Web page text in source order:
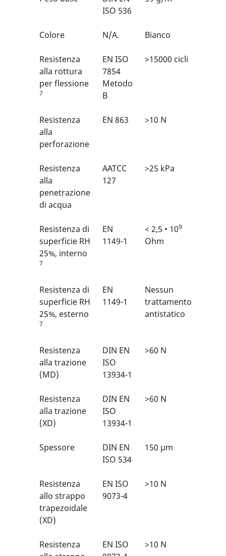
ISO 536
Colore N/A. Bianco
Resistenza
alla rottura
per flessione
7
EN ISO
7854
Metodo
B
>15000 cicli
Resistenza
alla
perforazione
EN 863 >10 N
Resistenza
alla
penetrazione
di acqua
AATCC
127
>25 kPa
Resistenza di
superficie RH
25%, interno
7
EN
1149-1
< 2,5 • 109
Ohm
Resistenza di
superficie RH
25%, esterno
7
EN
1149-1
Nessun
trattamento
antistatico
Resistenza
alla trazione
(MD)
DIN EN
ISO
13934-1
>60 N
Resistenza
alla trazione
(XD)
DIN EN
ISO
13934-1
>60 N
Spessore
DIN EN
ISO 534
150 µm
Resistenza
allo strappo
trapezoidale
(XD)
EN ISO
9073-4
>10 N
Resistenza
EN ISO
>10 N